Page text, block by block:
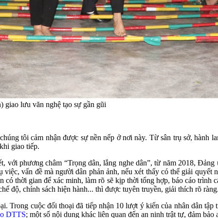
giao lưu văn nghệ tạo sự gần gũi
tôi cảm nhận được sự nền nếp ở nơi này. Từ sân trụ sở, hành
giao tiếp.
phương châm “Trọng dân, lắng nghe dân”, từ năm 2018,
vấn đề mà người dân phản ảnh, nếu xét thấy có thể giải
thời gian để xác minh, làm rõ sẽ kịp thời tổng hợp, báo cáo trình
độ, chính sách hiện hành... thì được tuyên truyền, giải thích rõ
Trong cuộc đối thoại đã tiếp nhận 10 lượt ý kiến của nhân dân
DTTS; một số nội dung khác liên quan đến an ninh trật tự, đảm bảo